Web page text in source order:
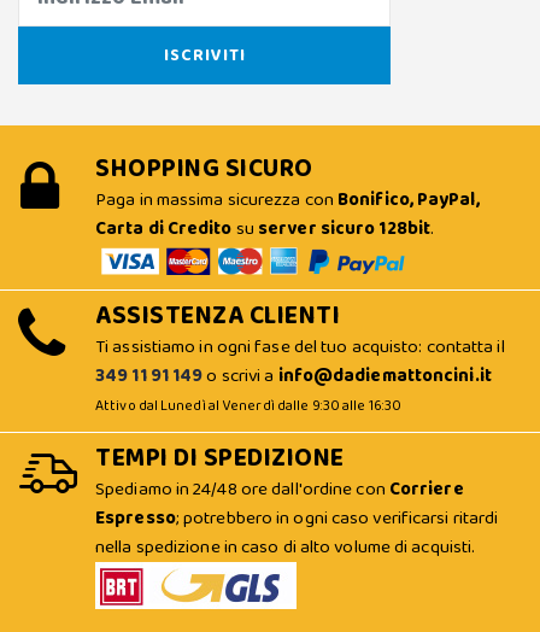
SHOPPING SICURO
Paga in massima sicurezza con Bonifico, PayPal,
Carta di Creditosu server sicuro 128bit.
ASSISTENZA CLIENTI
Ti assistiamo in ogni fase del tuo acquisto: contatta il
349 11 91 149o scrivi a info@dadiemattoncini.it
Attivo dal Lunedì al Venerdì dalle 9:30 alle 16:30
TEMPI DI SPEDIZIONE
Spediamo in 24/48 ore dall'ordine con Corriere
Espresso; potrebbero in ogni caso verificarsi ritardi
nella spedizione in caso di alto volume di acquisti.